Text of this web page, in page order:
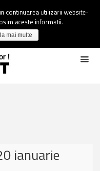
ianuarie
continuarea utilizarii website-
aceste informatii.
mai multe